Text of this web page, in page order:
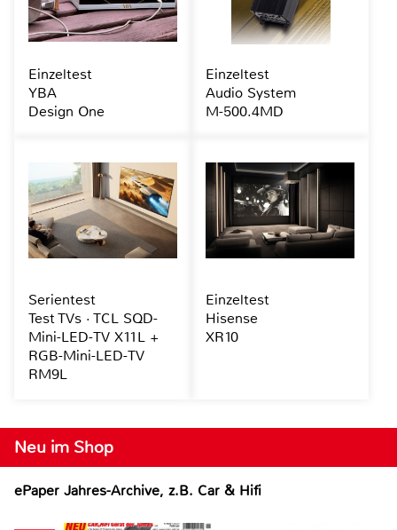
Neu im Shop
ePaper Jahres-Archive, z.B. Car & Hifi
Einzeltest
YBA
Design One
Einzeltest
Audio System
M-500.4MD
Serientest
Test TVs · TCL SQD-
Mini-LED-TV X11L +
RGB-Mini-LED-TV
RM9L
Einzeltest
Hisense
XR10